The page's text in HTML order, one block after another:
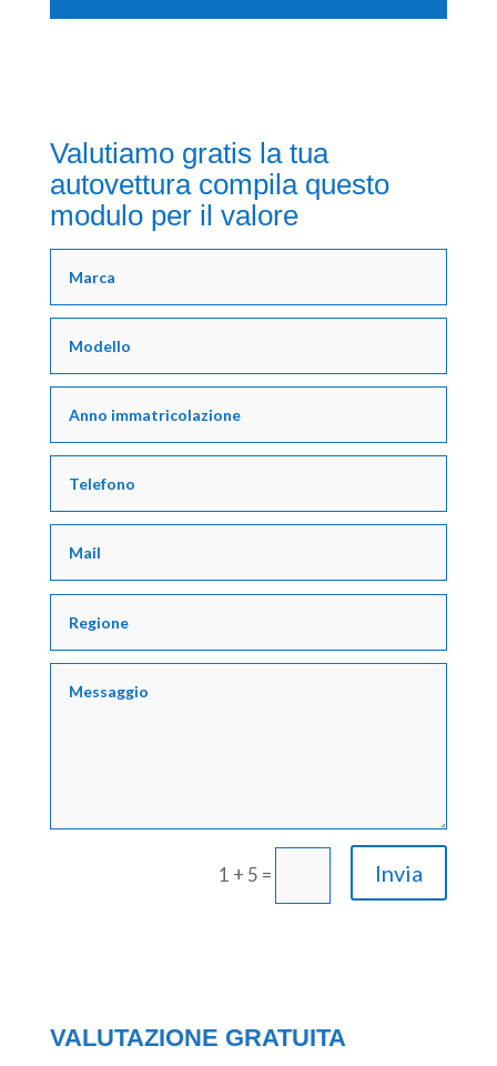
Valutiamo gratis la tua
autovettura compila questo
modulo per il valore
1 + 5 = Invia
VALUTAZIONE GRATUITA